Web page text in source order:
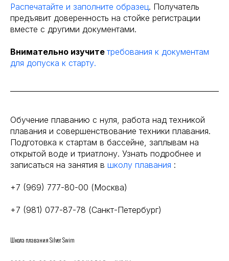
Распечатайте и заполните образец. Получатель
предъявит доверенность на стойке регистрации
вместе с другими документами.
Внимательно изучите требования к документам
для допуска к старту.
Обучение плаванию с нуля, работа над техникой
плавания и совершенствование техники плавания.
Подготовка к стартам в бассейне, заплывам на
открытой воде и триатлону. Узнать подробнее и
записаться на занятия в школу плавания :
+7 (969) 777-80-00 (Москва)
+7 (981) 077-87-78 (Санкт-Петербург)
Школа плавания Silver Swim